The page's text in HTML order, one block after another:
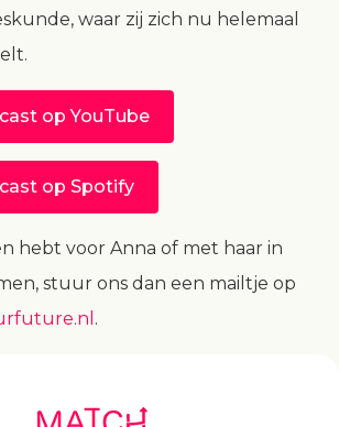
waar zij zich nu helemaal
op YouTube
op Spotify
hebt voor Anna of met haar in
stuur ons dan een mailtje op
.